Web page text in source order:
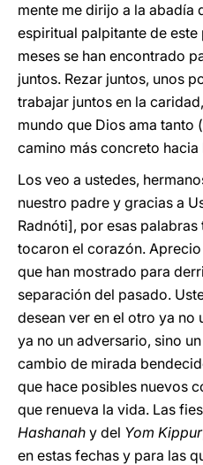
mente me dirijo a la abadía
espiritual palpitante de
meses se han encontrado
juntos. Rezar juntos, unos
trabajar juntos en la
mundo que Dios ama tanto
camino más concreto hacia
Los veo a ustedes,
nuestro padre y gracias a
Radnóti], por esas
tocaron el corazón.
que han mostrado para
separación del pasado.
desean ver en el otro ya no
ya no un adversario, sino
cambio de mirada
que hace posibles nuevos
que renueva la vida. Las
Hashanah y del Yom Kippur
en estas fechas y para las